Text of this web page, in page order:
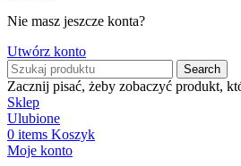
Nie masz jeszcze konta?
Utwórz konto
Search
Zacznij pisać, żeby zobaczyć produkt,
Sklep
Ulubione
0 items Koszyk
Moje konto